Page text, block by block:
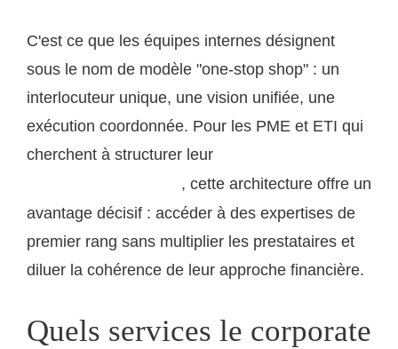
C'est ce que les équipes internes désignent
sous le nom de modèle "one-stop shop" : un
interlocuteur unique, une vision unifiée, une
exécution coordonnée. Pour les PME et ETI qui
cherchent à structurer leur
, cette architecture offre un
avantage décisif : accéder à des expertises de
premier rang sans multiplier les prestataires et
diluer la cohérence de leur approche financière.
Quels services le corporate